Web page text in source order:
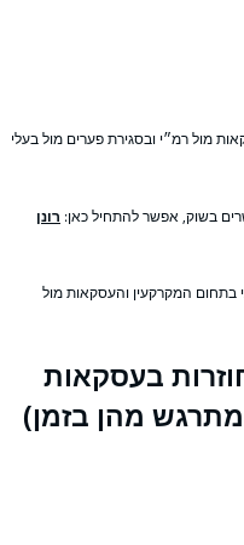
רמ״י ובסגירת פערים מול בעלי
בשוק, אפשר להתחיל כאן:רונן
המקרקעין והעסקאות מול
בעסקאות
מהן בזמן)